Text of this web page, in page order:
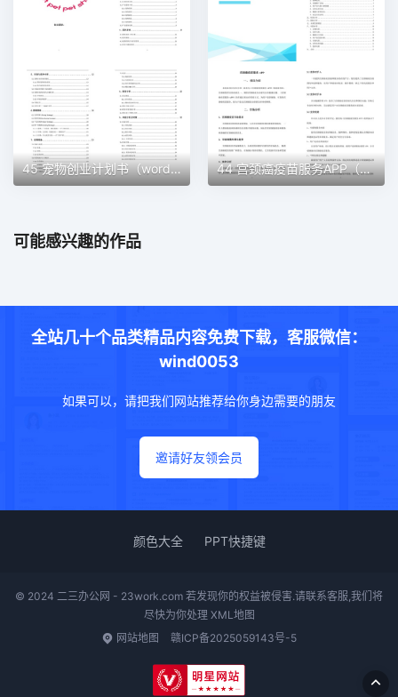
45 宠物创业计划书（word＋ppt配套）创业计划书word模板 44 宫颈癌疫苗服务APP（word＋ppt配套）创业计划书word模板
可能感兴趣的作品
全站几十个品类精品内容免费下载，客服微信：
wind0053
如果可以，请把我们网站推荐给你身边需要的朋友
邀请好友领会员
颜色大全 PPT快捷键
© 2024 二三办公网 - 23work.com 若发现你的权益被侵害.请联系客服,我们将
尽快为你处理 XML地图
网站地图
赣ICP备2025059143号-5